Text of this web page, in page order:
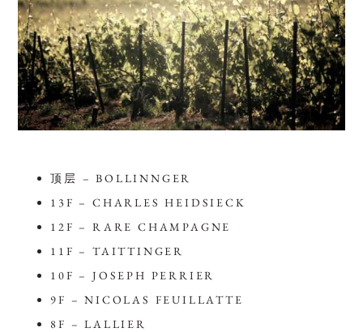
顶层 – BOLLINNGER
13F – CHARLES HEIDSIECK
12F – RARE CHAMPAGNE
11F – TAITTINGER
10F – JOSEPH PERRIER
9F – NICOLAS FEUILLATTE
8F – LALLIER